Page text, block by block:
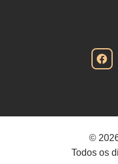
©
Todos os